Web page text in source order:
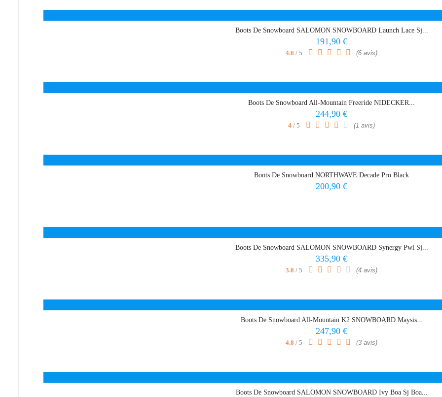
Boots De Snowboard SALOMON SNOWBOARD Launch Lace Sj...
Prix
191,90 €
4.8 / 5 (6 avis)
Boots De Snowboard All-Mountain Freeride NIDECKER...
Prix
244,90 €
4 / 5 (1 avis)
Boots De Snowboard NORTHWAVE Decade Pro Black
Prix
200,90 €
Boots De Snowboard SALOMON SNOWBOARD Synergy Pwl Sj...
Prix
335,90 €
3.8 / 5 (4 avis)
Boots De Snowboard All-Mountain K2 SNOWBOARD Maysis...
Prix
247,90 €
4.8 / 5 (3 avis)
Boots De Snowboard SALOMON SNOWBOARD Ivy Boa Sj Boa...